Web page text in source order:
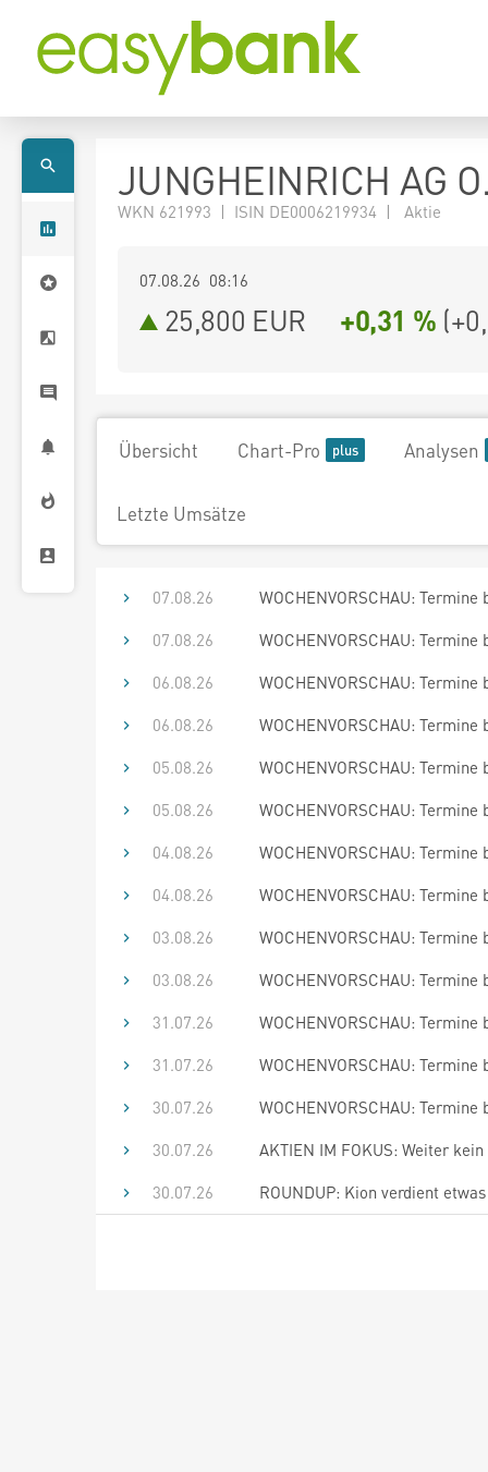
JUNGHEINRICH AG
WKN 621993 | ISIN DE0006219934 | Aktie
07.08.26 08:16
25,800 EUR +0,31 % (
Übersicht Chart-Pro Analysen
Letzte Umsätze
07.08.26
WOCHENVORSCHAU:
07.08.26
WOCHENVORSCHAU:
06.08.26
WOCHENVORSCHAU:
06.08.26
WOCHENVORSCHAU:
05.08.26
WOCHENVORSCHAU:
05.08.26
WOCHENVORSCHAU:
04.08.26
WOCHENVORSCHAU:
04.08.26
WOCHENVORSCHAU:
03.08.26
WOCHENVORSCHAU:
03.08.26
WOCHENVORSCHAU:
31.07.26
WOCHENVORSCHAU:
31.07.26
WOCHENVORSCHAU:
30.07.26
WOCHENVORSCHAU:
30.07.26
AKTIEN IM FOKUS: Weiter
30.07.26
ROUNDUP: Kion verdient